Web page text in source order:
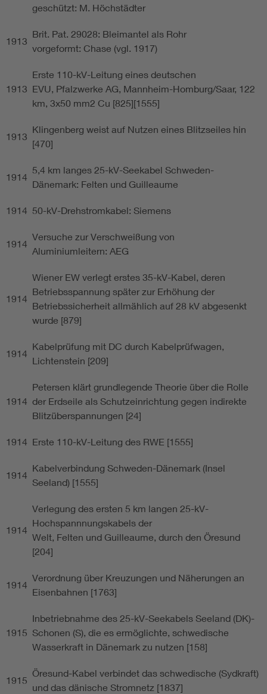
geschützt: M. Höchstädter
1913
Brit. Pat. 29028: Bleimantel als Rohr
vorgeformt: Chase (vgl. 1917)
1913
Erste 110-kV-Leitung eines deutschen
EVU, Pfalzwerke AG, Mannheim-Homburg/Saar, 122
km, 3x50 mm2 Cu [825][1555]
1913
Klingenberg weist auf Nutzen eines Blitzseiles hin
[470]
1914
5,4 km langes 25-kV-Seekabel Schweden-
Dänemark: Felten und Guilleaume
1914 50-kV-Drehstromkabel: Siemens
1914
Versuche zur Verschweißung von
Aluminiumleitern: AEG
1914
Wiener EW verlegt erstes 35-kV-Kabel, deren
Betriebsspannung später zur Erhöhung der
Betriebssicherheit allmählich auf 28 kV abgesenkt
wurde [879]
1914
Kabelprüfung mit DC durch Kabelprüfwagen,
Lichtenstein [209]
1914
Petersen klärt grundlegende Theorie über die Rolle
der Erdseile als Schutzeinrichtung gegen indirekte
Blitzüberspannungen [24]
1914 Erste 110-kV-Leitung des RWE [1555]
1914
Kabelverbindung Schweden-Dänemark (Insel
Seeland) [1555]
1914
Verlegung des ersten 5 km langen 25-kV-
Hochspannnungskabels der
Welt, Felten und Guilleaume, durch den Öresund
[204]
1914
Verordnung über Kreuzungen und Näherungen an
Eisenbahnen [1763]
1915
Inbetriebnahme des 25-kV-Seekabels Seeland (DK)-
Schonen (S), die es ermöglichte, schwedische
Wasserkraft in Dänemark zu nutzen [158]
1915
Öresund-Kabel verbindet das schwedische (Sydkraft)
und das dänische Stromnetz [1837]